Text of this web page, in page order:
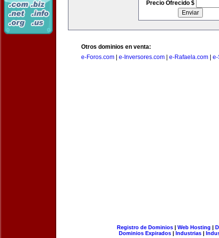
Precio Ofrecido $
Otros dominios en venta:
e-Foros.com
e-Inversores.com e-Rafaela.com e-
Registro de Dominios| Web Hosting |
Dominios Expirados | Industrias |